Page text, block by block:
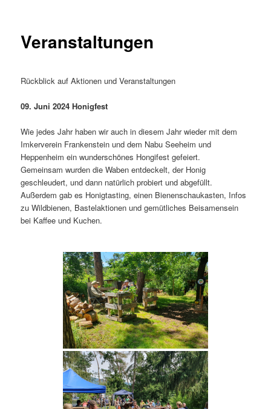
Veranstaltungen
Rückblick auf Aktionen und Veranstaltungen
09. Juni 2024 Honigfest
Wie jedes Jahr haben wir auch in diesem Jahr wieder mit dem
Imkerverein Frankenstein und dem Nabu Seeheim und
Heppenheim ein wunderschönes Hongifest gefeiert.
Gemeinsam wurden die Waben entdeckelt, der Honig
geschleudert, und dann natürlich probiert und abgefüllt.
Außerdem gab es Honigtasting, einen Bienenschaukasten, Infos
zu Wildbienen, Bastelaktionen und gemütliches Beisamensein
bei Kaffee und Kuchen.